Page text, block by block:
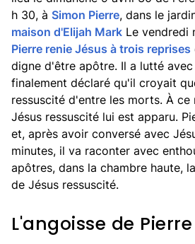
h 30, à Simon Pierre, dans le
maison d'Elijah Mark Le vendredi
Pierre renie Jésus à trois reprises
digne d'être apôtre. Il a lutté
finalement déclaré qu'il croyait
ressuscité d'entre les morts. À ce
Jésus ressuscité lui est apparu.
et, après avoir conversé avec
minutes, il va raconter avec
apôtres, dans la chambre haute,
de Jésus ressuscité.
L'angoisse de Pierre